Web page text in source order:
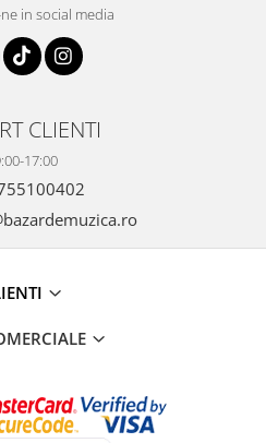
in social media
CLIENTI
17:00